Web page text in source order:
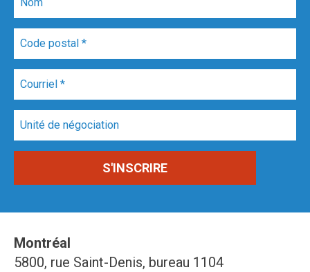
Montréal
5800, rue Saint-Denis, bureau 1104